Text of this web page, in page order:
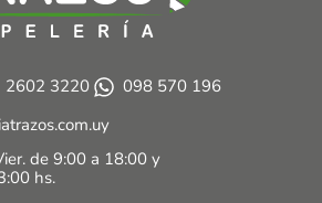
2602 3220
098 570 196
de 9:00 a 18:00 y
hs.